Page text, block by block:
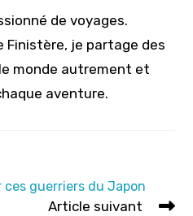
de voyages.
Finistère, je partage des
monde autrement et
aventure.
ces guerriers du Japon
Article suivant